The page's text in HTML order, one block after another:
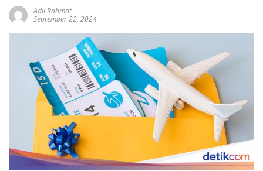
Adji Rahmat
September 22, 2024